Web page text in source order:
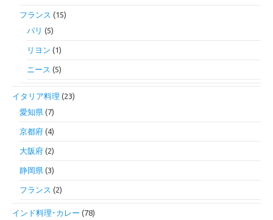
フランス (15)
パリ (5)
リヨン (1)
ニース (5)
イタリア料理 (23)
愛知県 (7)
京都府 (4)
大阪府 (2)
静岡県 (3)
フランス (2)
インド料理･カレー (78)